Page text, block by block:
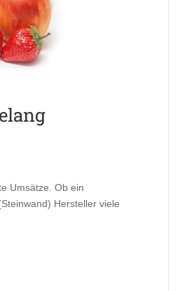
Umsätze. Ob ein
Hersteller viele